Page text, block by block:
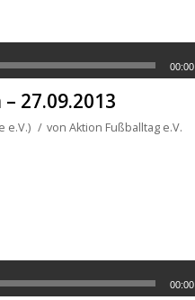
00:00
27.09.2013
e.V.) / von Aktion Fußballtag e.V.
00:00